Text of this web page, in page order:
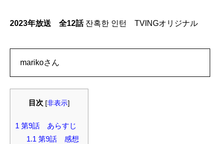
2023年放送 全12話잔혹한 인턴 TVINGオリジナル
marikoさん
目次 [非表示]
1 第9話 あらすじ
1.1 第9話 感想